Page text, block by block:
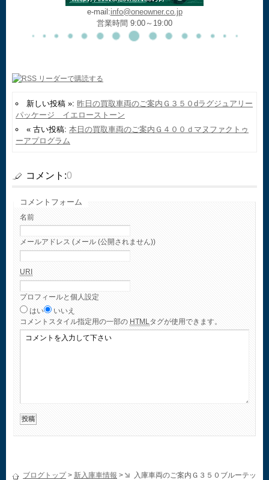
e-mail:info@oneowner.co.jp
営業時間 9:00～19:00
新しい投稿 »: 昨日の買取車両のご案内Ｇ３５０dラグジュアリー
パッケージ イエローストーン
« 古い投稿: 本日の買取車両のご案内Ｇ４００ｄマヌファクトゥ
ーアプログラム
コメント:0
コメントフォーム
名前
メールアドレス (メール (公開されません))
URI
プロフィールと個人設定
はい
いいえ
コメント スタイル指定用の一部の HTML タグが使用できます。
ブログトップ> 新入庫車情報 >
入庫車両のご案内Ｇ３５０ブルーテッ